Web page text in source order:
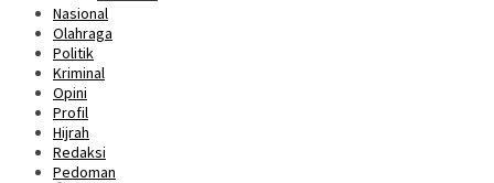
Nasional
Olahraga
Politik
Kriminal
Opini
Profil
Hijrah
Redaksi
Pedoman